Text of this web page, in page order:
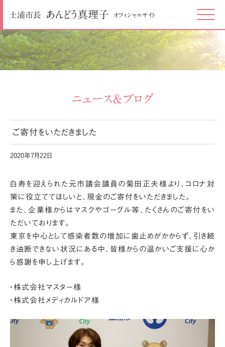
土浦市長 あんどう真理子 オフィシャルサイト Click
ニュース＆ブログ
ご寄付をいただきました
2020年7月22日
白寿を迎えられた元市議会議員の菊田正夫様より、コロナ対
策に役立ててほしいと、現金のご寄付をいただきました。
また、企業様からはマスクやゴーグル等、たくさんのご寄付をい
ただいております。
東京を中心として感染者数の増加に歯止めがかからず、引き続
き油断できない状況にある中、皆様からの温かいご支援に心か
ら感謝を申し上げます。
・株式会社マスター様
・株式会社メディカルドア様